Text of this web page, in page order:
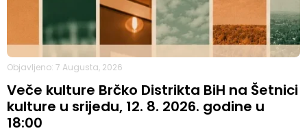
Objavljeno: 7 Augusta, 2026
Veče kulture Brčko Distrikta BiH na Šetnici
kulture u srijedu, 12. 8. 2026. godine u
18:00